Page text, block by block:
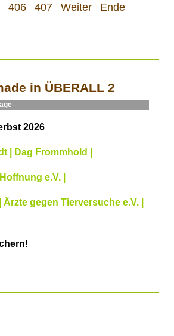
406 407 Weiter Ende
in ÜBERALL 2
2026
| Dag Frommhold |
e.V. |
Ärzte gegen Tierversuche e.V. |